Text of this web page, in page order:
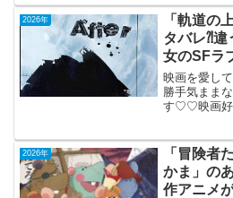
え版）1973
ック...
2026年
「軌道の
タバレ⁈違
女のSFラ
映画を愛し
勝手気まま
す♡♡映画好
ド・英合作
宙船に乗...
2026年
「冒険者
かま」の
作アニメ